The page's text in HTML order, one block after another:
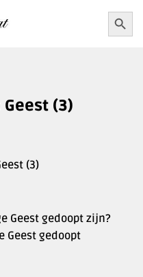
Zoek
naar:
(3)
(3)
Geest gedoopt zijn?
Geest gedoopt